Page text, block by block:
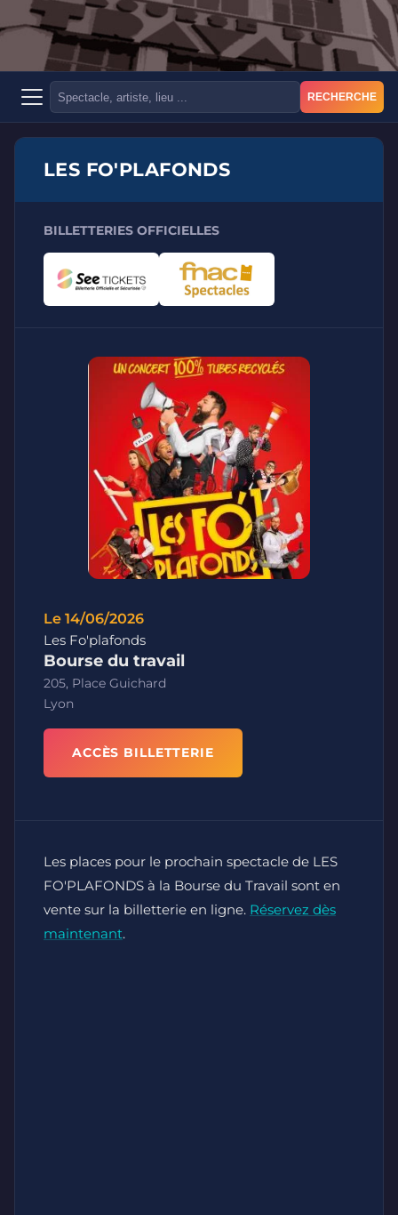
RECHERCHE
LES FO'PLAFONDS
BILLETTERIES OFFICIELLES
Le 14/06/2026
Les Fo'plafonds
Bourse du travail
205, Place Guichard
Lyon
ACCÈS BILLETTERIE
Les places pour le prochain spectacle de LES
FO'PLAFONDS à la Bourse du Travail sont en
vente sur la billetterie en ligne. Réservez dès
maintenant.